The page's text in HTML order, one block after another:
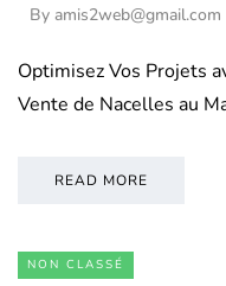
By amis2web@gmail.com
Optimisez Vos Projets
Vente de Nacelles au
READ MORE
NON CLASSÉ